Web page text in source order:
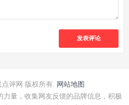
发表评论
评网 版权所有.
网站地图
力量，收集网友反馈的品牌信息，积极